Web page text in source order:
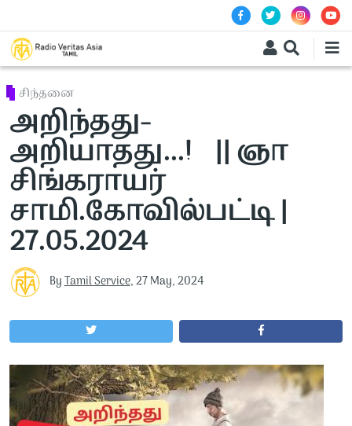
சிந்தனை
அறிந்தது-
அறியாதது...! || ஞா
சிங்கராயர்
சாமி.கோவில்பட்டி |
27.05.2024
ByTamil Service,27 May, 2024